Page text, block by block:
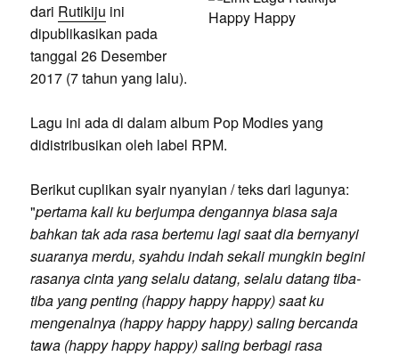
dari Rutikiju ini
dipublikasikan pada
tanggal 26 Desember
2017 (7 tahun yang lalu).
Lagu ini ada di dalam album Pop Modies yang
didistribusikan oleh label RPM.
Berikut cuplikan syair nyanyian / teks dari lagunya:
"pertama kali ku berjumpa dengannya biasa saja
bahkan tak ada rasa bertemu lagi saat dia bernyanyi
suaranya merdu, syahdu indah sekali mungkin begini
rasanya cinta yang selalu datang, selalu datang tiba-
tiba yang penting (happy happy happy) saat ku
mengenalnya (happy happy happy) saling bercanda
tawa (happy happy happy) saling berbagi rasa